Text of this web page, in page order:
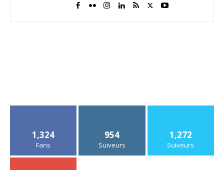
1,324
Fans
954
Suiveurs
1,272
Suiveurs